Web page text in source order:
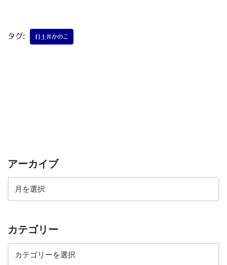
タグ: 打土井かのこ
アーカイブ
カテゴリー